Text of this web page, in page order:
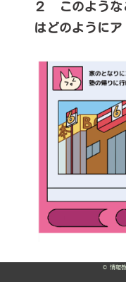
２ このような
はどのようにア
© 情報教